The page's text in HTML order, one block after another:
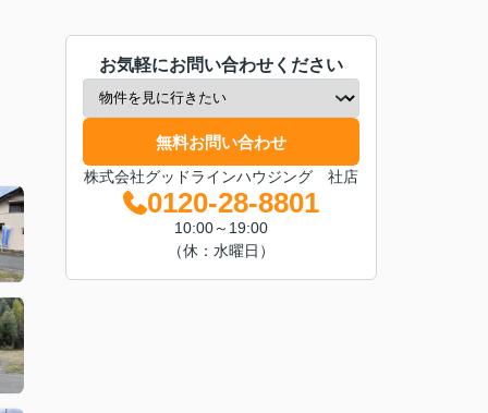
お気軽にお問い合わせください
無料お問い合わせ
株式会社グッドラインハウジング 社店
0120-28-8801
10:00～19:00
（休：水曜日）